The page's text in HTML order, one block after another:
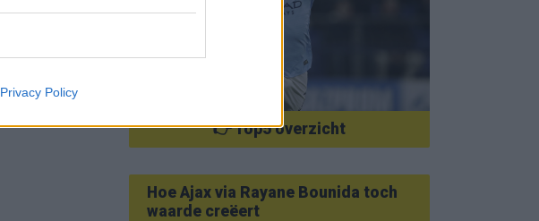
Privacy Policy
👉 Top5 overzicht
Hoe Ajax via Rayane Bounida toch
waarde creëert